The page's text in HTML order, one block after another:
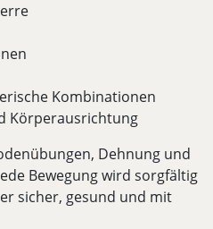
Kombinationen
Körperausrichtung
Dehnung und
Bewegung wird sorgfältig
sicher, gesund und mit